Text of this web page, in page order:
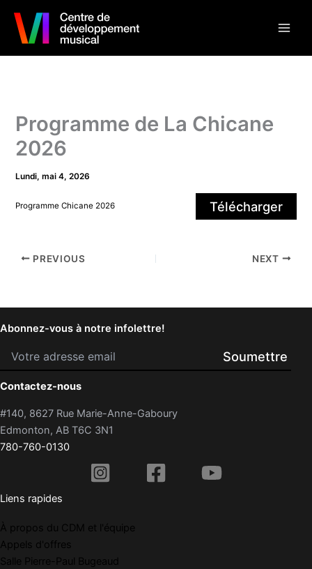
contenu
Programme de La Chicane
2026
Lundi, mai 4, 2026
Programme Chicane 2026 Télécharger
PREVIOUS NEXT
Abonnez-vous à notre infolettre!
Contactez-nous
#140, 8627 Rue Marie-Anne-Gaboury
Edmonton, AB T6C 3N1
780-760-0130
Liens rapides
À propos du CDM et l'équipe
Appels d'offres
Salle Pierre-Paul Bugeaud